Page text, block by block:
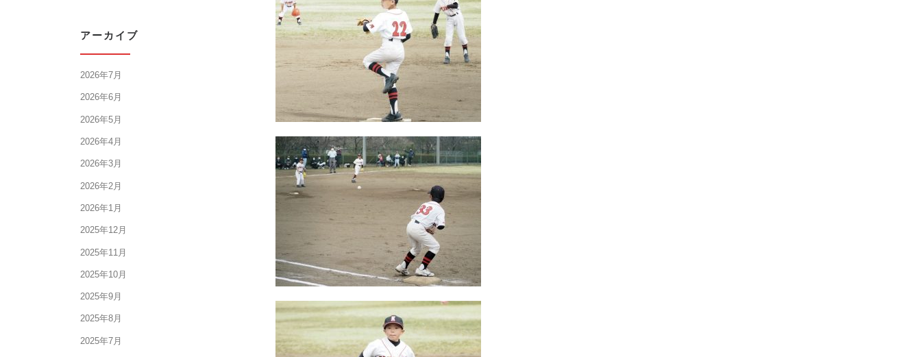
アーカイブ
2026年7月
2026年6月
2026年5月
2026年4月
2026年3月
2026年2月
2026年1月
2025年12月
2025年11月
2025年10月
2025年9月
2025年8月
2025年7月